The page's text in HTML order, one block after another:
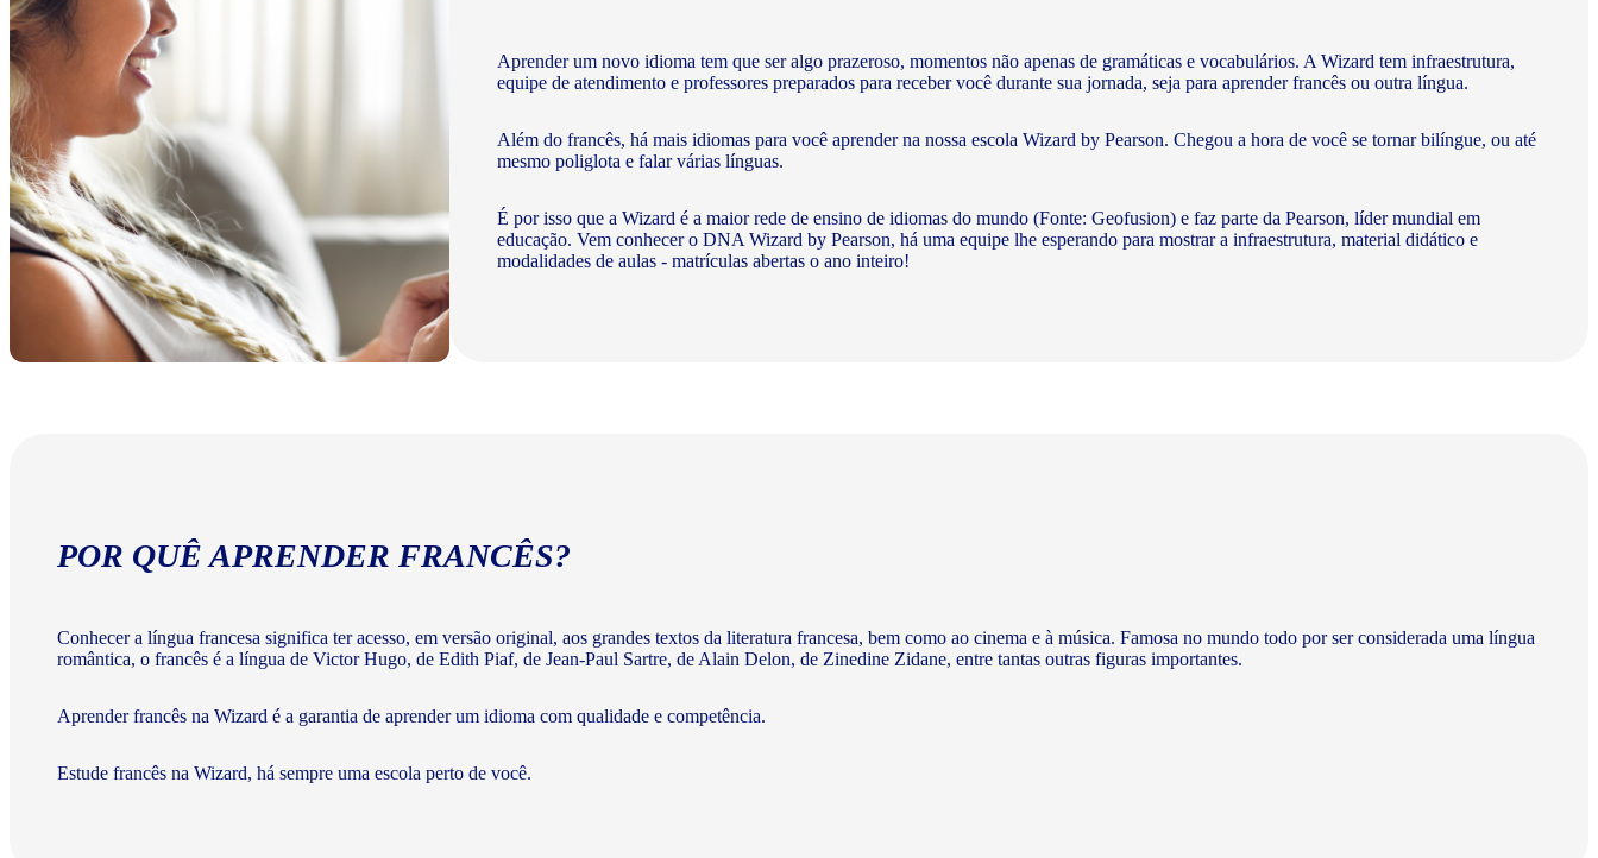
Aprender um novo idioma tem que ser algo prazeroso, momentos não apenas de gramáticas e vocabulários. A Wizard tem infraestrutura,
equipe de atendimento e professores preparados para receber você durante sua jornada, seja para aprender francês ou outra língua.
Além do francês, há mais idiomas para você aprender na nossa escola Wizard by Pearson. Chegou a hora de você se tornar bilíngue, ou até
mesmo poliglota e falar várias línguas.
É por isso que a Wizard é a maior rede de ensino de idiomas do mundo (Fonte: Geofusion) e faz parte da Pearson, líder mundial em
educação. Vem conhecer o DNA Wizard by Pearson, há uma equipe lhe esperando para mostrar a infraestrutura, material didático e
modalidades de aulas - matrículas abertas o ano inteiro!
POR QUÊ APRENDER FRANCÊS?
Conhecer a língua francesa significa ter acesso, em versão original, aos grandes textos da literatura francesa, bem como ao cinema e à música. Famosa no mundo todo por ser considerada uma língua
romântica, o francês é a língua de Victor Hugo, de Edith Piaf, de Jean-Paul Sartre, de Alain Delon, de Zinedine Zidane, entre tantas outras figuras importantes.
Aprender francês na Wizard é a garantia de aprender um idioma com qualidade e competência.
Estude francês na Wizard, há sempre uma escola perto de você.